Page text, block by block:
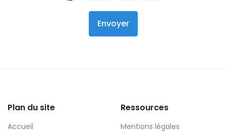
Plan du site
Accueil
Ressources
Mentions légales